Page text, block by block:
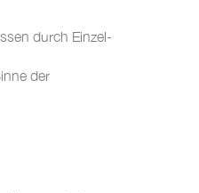
durch Einzel-
der